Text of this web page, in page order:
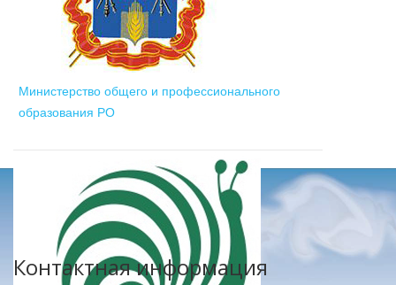
Министерство общего и профессионального
образования РО
Контактная информация